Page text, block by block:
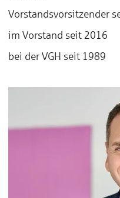
Vorstandsvorsitzender
im Vorstand seit 2016
bei der VGH seit 1989